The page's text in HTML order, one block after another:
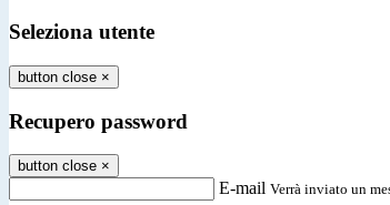
Seleziona utente
button close ×
Recupero password
button close ×
E-mail Verrà inviato un